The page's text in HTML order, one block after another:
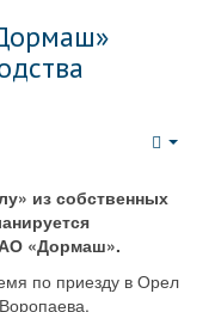
из собственных
«Дормаш».
по приезду в Орел